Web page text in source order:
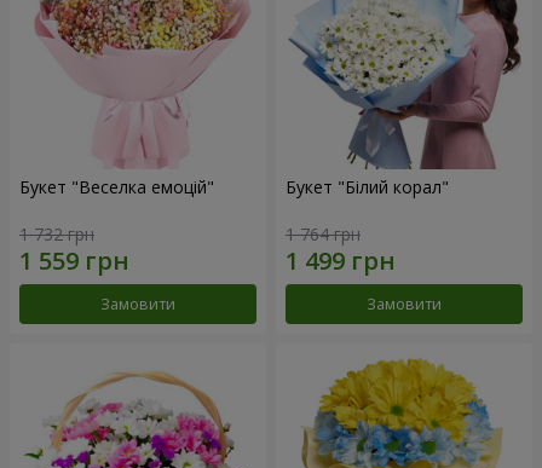
Букет "Веселка емоцій"
1 732 грн
Замовити
Букет "Білий корал"
1 764 грн
Замовити